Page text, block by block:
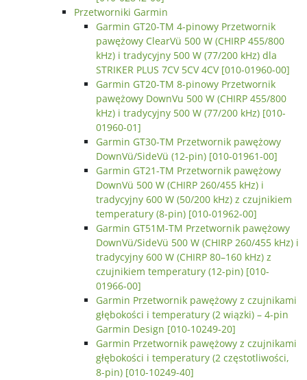
Przetworniki Garmin
Garmin GT20-TM 4-pinowy Przetwornik
pawężowy ClearVü 500 W (CHIRP 455/800
kHz) i tradycyjny 500 W (77/200 kHz) dla
STRIKER PLUS 7CV 5CV 4CV [010-01960-00]
Garmin GT20-TM 8-pinowy Przetwornik
pawężowy DownVu 500 W (CHIRP 455/800
kHz) i tradycyjny 500 W (77/200 kHz) [010-
01960-01]
Garmin GT30-TM Przetwornik pawężowy
DownVü/SideVü (12-pin) [010-01961-00]
Garmin GT21-TM Przetwornik pawężowy
DownVü 500 W (CHIRP 260/455 kHz) i
tradycyjny 600 W (50/200 kHz) z czujnikiem
temperatury (8-pin) [010-01962-00]
Garmin GT51M-TM Przetwornik pawężowy
DownVü/SideVü 500 W (CHIRP 260/455 kHz) i
tradycyjny 600 W (CHIRP 80–160 kHz) z
czujnikiem temperatury (12-pin) [010-
01966-00]
Garmin Przetwornik pawężowy z czujnikami
głębokości i temperatury (2 wiązki) – 4-pin
Garmin Design [010-10249-20]
Garmin Przetwornik pawężowy z czujnikami
głębokości i temperatury (2 częstotliwości,
8-pin) [010-10249-40]